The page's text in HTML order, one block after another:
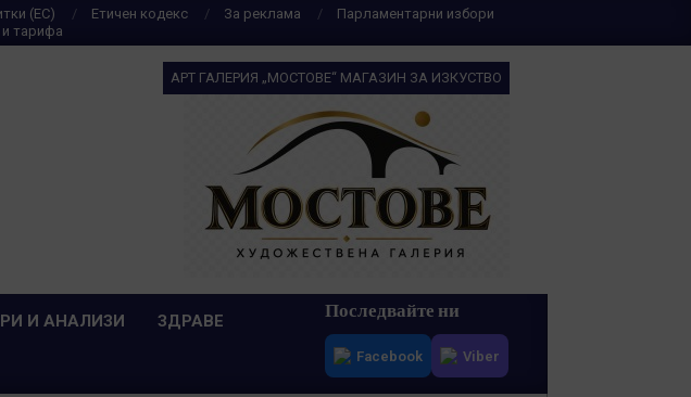
(ЕС) Етичен кодекс За реклама
Парламентарни избори
и тарифа
АРТ ГАЛЕРИЯ „МОСТОВЕ“ МАГАЗИН ЗА ИЗКУСТВО
И АНАЛИЗИ ЗДРАВЕ Последвайте ни
Facebook Viber